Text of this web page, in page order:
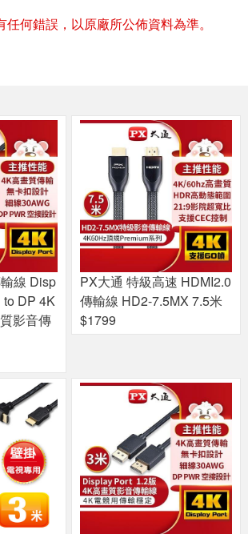
何錯誤，以原廠所公佈資料為準。
線 Disp
to DP 4K
影音傳
PX大通 特級高速 HDMI2.0
傳輸線 HD2-7.5MX 7.5米
$1799